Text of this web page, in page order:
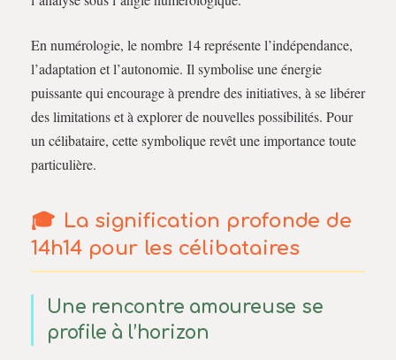
En numérologie, le nombre 14 représente l’indépendance,
l’adaptation et l’autonomie. Il symbolise une énergie
puissante qui encourage à prendre des initiatives, à se libérer
des limitations et à explorer de nouvelles possibilités. Pour
un célibataire, cette symbolique revêt une importance toute
particulière.
La signification profonde de
14h14 pour les célibataires
Une rencontre amoureuse se
profile à l’horizon